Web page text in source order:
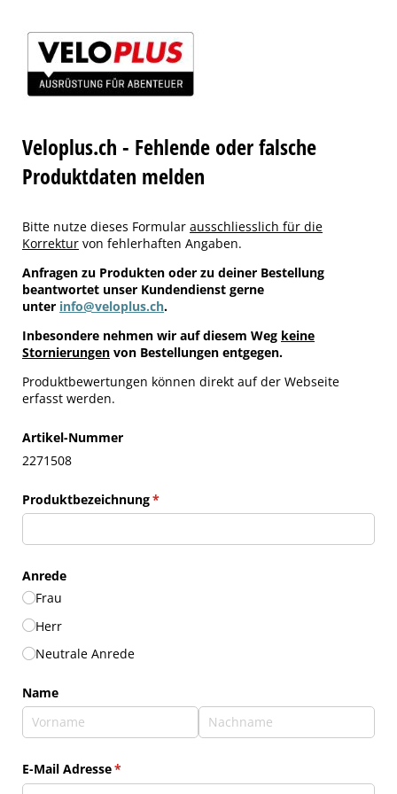
Veloplus.ch - Fehlende oder falsche
Produktdaten melden
Bitte nutze dieses Formular ausschliesslich für die
Korrektur von fehlerhaften Angaben.
Anfragen zu Produkten oder zu deiner Bestellung
beantwortet unser Kundendienst gerne
unter info@veloplus.ch.
Inbesondere nehmen wir auf diesem Weg keine
Stornierungen von Bestellungen entgegen.
Produktbewertungen können direkt auf der Webseite
erfasst werden.
Artikel-Nummer
2271508
Produktbezeichnung*
(erforderlich)
Anrede
Frau
Herr
Neutrale Anrede
Name
E-Mail Adresse*
(erforderlich)